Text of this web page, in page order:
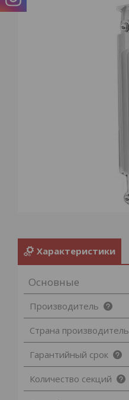
Характеристики
Основные
Производитель
Страна производитель
Гарантийный срок
Количество секций